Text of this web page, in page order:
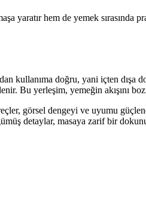
yaratır hem de yemek sırasında
kullanıma doğru, yani içten dışa
Bu yerleşim, yemeğin akışını
görsel dengeyi ve uyumu
detaylar, masaya zarif bir